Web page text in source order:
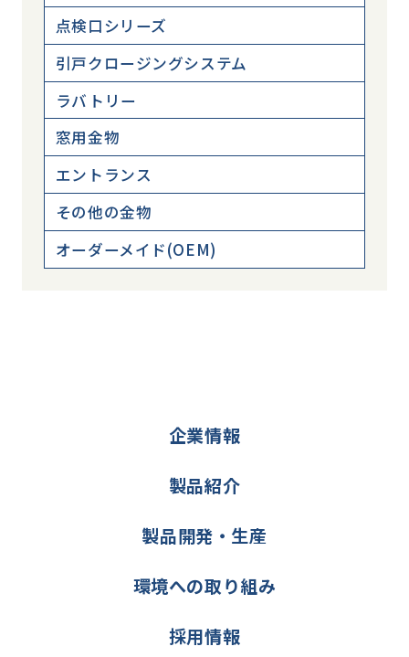
点検口シリーズ
引戸クロージングシステム
ラバトリー
窓用金物
エントランス
その他の金物
オーダーメイド(OEM)
企業情報
製品紹介
製品開発・生産
環境への取り組み
採用情報